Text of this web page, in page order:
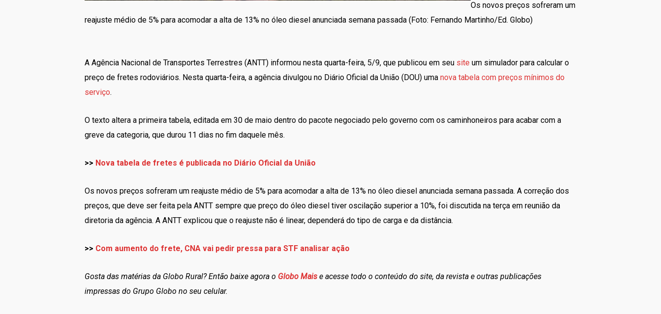
Os novos preços sofreram um
reajuste médio de 5% para acomodar a alta de 13% no óleo diesel anunciada semana passada (Foto: Fernando Martinho/Ed. Globo)
A Agência Nacional de Transportes Terrestres (ANTT) informou nesta quarta-feira, 5/9, que publicou em seu site um simulador para calcular o
preço de fretes rodoviários. Nesta quarta-feira, a agência divulgou no Diário Oficial da União (DOU) uma nova tabela com preços mínimos do
serviço.
O texto altera a primeira tabela, editada em 30 de maio dentro do pacote negociado pelo governo com os caminhoneiros para acabar com a
greve da categoria, que durou 11 dias no fim daquele mês.
>> Nova tabela de fretes é publicada no Diário Oficial da União
Os novos preços sofreram um reajuste médio de 5% para acomodar a alta de 13% no óleo diesel anunciada semana passada. A correção dos
preços, que deve ser feita pela ANTT sempre que preço do óleo diesel tiver oscilação superior a 10%, foi discutida na terça em reunião da
diretoria da agência. A ANTT explicou que o reajuste não é linear, dependerá do tipo de carga e da distância.
>> Com aumento do frete, CNA vai pedir pressa para STF analisar ação
Gosta das matérias da Globo Rural? Então baixe agora o Globo Mais e acesse todo o conteúdo do site, da revista e outras publicações
impressas do Grupo Globo no seu celular.